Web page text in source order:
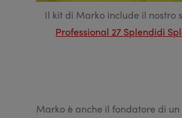
Il kit di Marko include il nostro
Professional 27 Splendidi
Marko è anche il fondatore di un